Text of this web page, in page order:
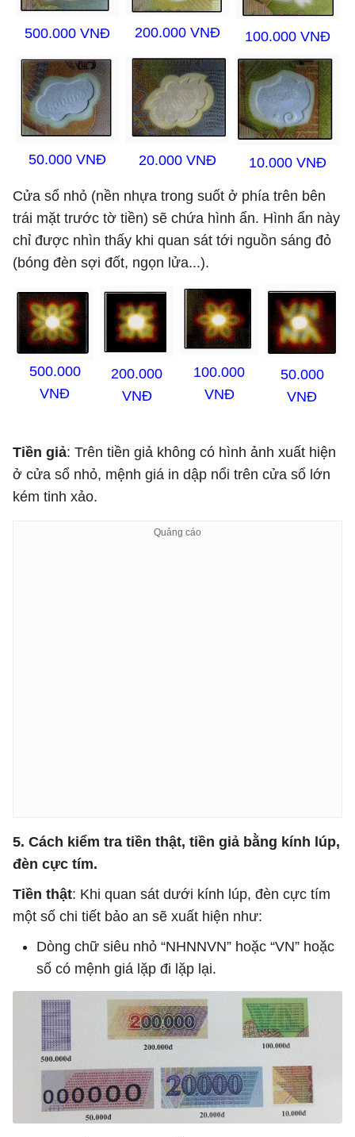
500.000 VNĐ 200.000 VNĐ 100.000 VNĐ
50.000 VNĐ 20.000 VNĐ 10.000 VNĐ
Cửa sổ nhỏ (nền nhựa trong suốt ở phía trên bên
trái mặt trước tờ tiền) sẽ chứa hình ẩn. Hình ẩn này
chỉ được nhìn thấy khi quan sát tới nguồn sáng đỏ
(bóng đèn sợi đốt, ngọn lửa...).
500.000
VNĐ
200.000
VNĐ
100.000
VNĐ
50.000
VNĐ
Tiền giả: Trên tiền giả không có hình ảnh xuất hiện
ở cửa sổ nhỏ, mệnh giá in dập nổi trên cửa sổ lớn
kém tinh xảo.
5. Cách kiểm tra tiền thật, tiền giả bằng kính lúp,
đèn cực tím.
Tiền thật: Khi quan sát dưới kính lúp, đèn cực tím
một số chi tiết bảo an sẽ xuất hiện như:
Dòng chữ siêu nhỏ “NHNNVN” hoặc “VN” hoặc
số có mệnh giá lặp đi lặp lại.